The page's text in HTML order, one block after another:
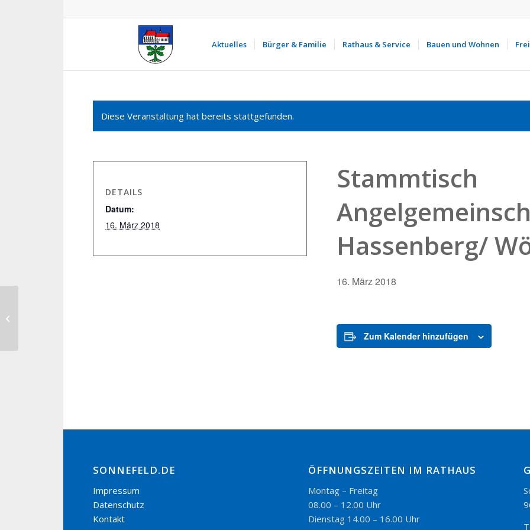
Aktuelles Bürger & Familie Rathaus & Service Bauen und Wohnen
Diese Veranstaltung hat bereits stattgefunden.
Stammtisch
Hassenberg/
16. März 2018
Zum Kalender hinzufügen
DETAILS
Datum:
16. März 2018
SONNEFELD.DE
Impressum
Datenschutz
Kontakt
ÖFFNUNGSZEITEN IM RATHAUS
Montag – Freitag
08.00 – 12.00 Uhr
Dienstag 14.00 – 16.00 Uhr